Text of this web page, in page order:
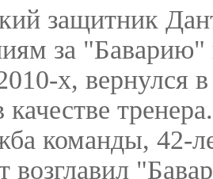
защитник
за "Баварию"
х, вернулся
команды, 42-
возглавил